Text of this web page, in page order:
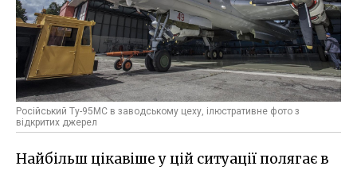
Російський Ту-95МС в заводському цеху, ілюстративне фото з
відкритих джерел
Найбільш цікавіше у цій ситуації полягає в